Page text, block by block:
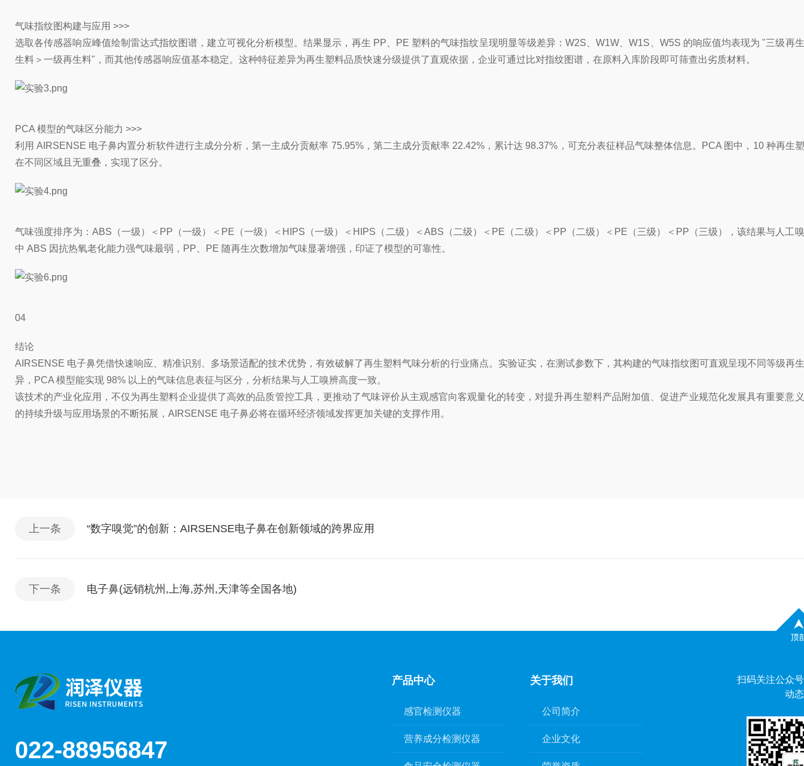
气味指纹图构建与应用 >>>
选取各传感器响应峰值绘制雷达式指纹图谱，建立可视化分析模型。结果显示，再生 PP、PE 塑料的气味指纹呈现明显等级差异：W2S、W1W、W1S、W5S 的响应值均表现为 "三级再
生料＞一级再生料"，而其他传感器响应值基本稳定。这种特征差异为再生塑料品质快速分级提供了直观依据，企业可通过比对指纹图谱，在原料入库阶段即可筛查出劣质材料。
PCA 模型的气味区分能力 >>>
利用 AIRSENSE 电子鼻内置分析软件进行主成分分析，第一主成分贡献率 75.95%，第二主成分贡献率 22.42%，累计达 98.37%，可充分表征样品气味整体信息。PCA 图中，10 种再生
在不同区域且无重叠，实现了区分。
气味强度排序为：ABS（一级）＜PP（一级）＜PE（一级）＜HIPS（一级）＜HIPS（二级）＜ABS（二级）＜PE（二级）＜PP（二级）＜PE（三级）＜PP（三级），该结果与人工
中 ABS 因抗热氧老化能力强气味最弱，PP、PE 随再生次数增加气味显著增强，印证了模型的可靠性。
04
结论
AIRSENSE 电子鼻凭借快速响应、精准识别、多场景适配的技术优势，有效破解了再生塑料气味分析的行业痛点。实验证实，在测试参数下，其构建的气味指纹图可直观呈现不同等级再
异，PCA 模型能实现 98% 以上的气味信息表征与区分，分析结果与人工嗅辨高度一致。
该技术的产业化应用，不仅为再生塑料企业提供了高效的品质管控工具，更推动了气味评价从主观感官向客观量化的转变，对提升再生塑料产品附加值、促进产业规范化发展具有重要意
的持续升级与应用场景的不断拓展，AIRSENSE 电子鼻必将在循环经济领域发挥更加关键的支撑作用。
上一条 “数字嗅觉”的创新：AIRSENSE电子鼻在创新领域的跨界应用
下一条 电子鼻(远销杭州,上海,苏州,天津等全国各地)
扫码关注公众
动态
022-88956847
产品中心
感官检测仪器
营养成分检测仪器
关于我们
公司简介
企业文化